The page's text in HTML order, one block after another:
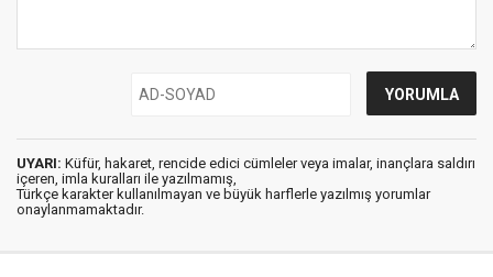
UYARI: Küfür, hakaret, rencide edici cümleler veya imalar, inançlara saldırı
içeren, imla kuralları ile yazılmamış,
Türkçe karakter kullanılmayan ve büyük harflerle yazılmış yorumlar
onaylanmamaktadır.